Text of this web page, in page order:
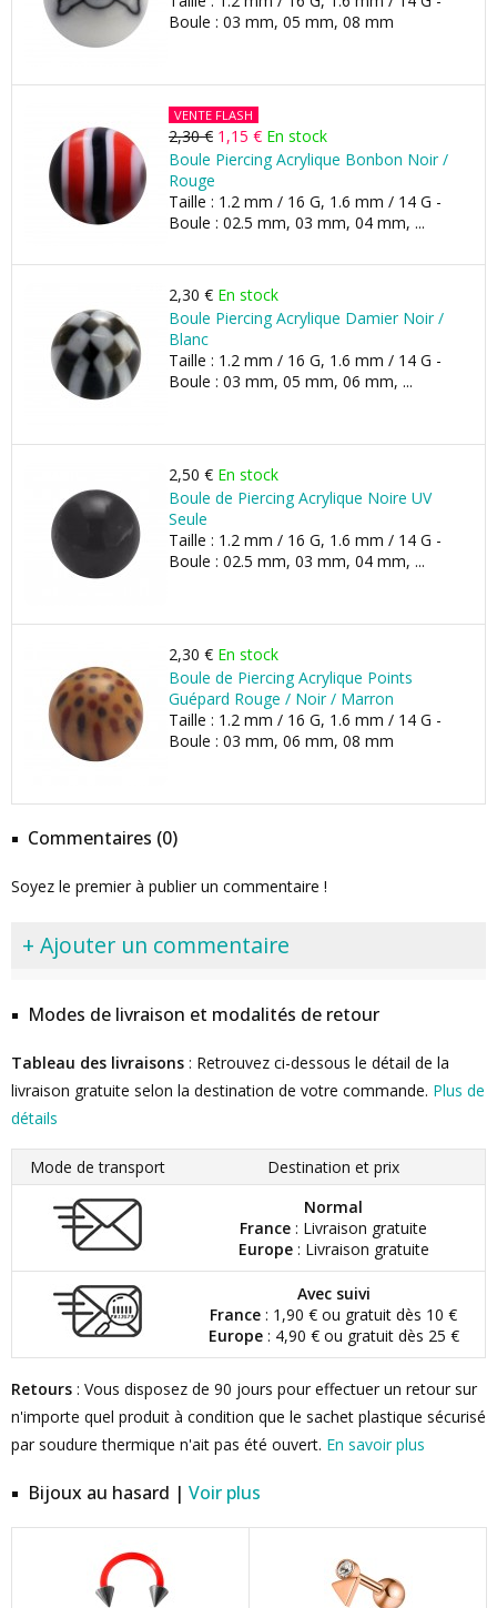
Boule : 03 mm, 05 mm, 08 mm
VENTE FLASH
2,30 € 1,15 € En stock
Boule Piercing Acrylique Bonbon Noir /
Rouge
Taille : 1.2 mm / 16 G, 1.6 mm / 14 G -
Boule : 02.5 mm, 03 mm, 04 mm, ...
2,30 € En stock
Boule Piercing Acrylique Damier Noir /
Blanc
Taille : 1.2 mm / 16 G, 1.6 mm / 14 G -
Boule : 03 mm, 05 mm, 06 mm, ...
2,50 € En stock
Boule de Piercing Acrylique Noire UV
Seule
Taille : 1.2 mm / 16 G, 1.6 mm / 14 G -
Boule : 02.5 mm, 03 mm, 04 mm, ...
2,30 € En stock
Boule de Piercing Acrylique Points
Guépard Rouge / Noir / Marron
Taille : 1.2 mm / 16 G, 1.6 mm / 14 G -
Boule : 03 mm, 06 mm, 08 mm
Commentaires (0)
Soyez le premier à publier un commentaire !
+ Ajouter un commentaire
Modes de livraison et modalités de retour
Tableau des livraisons : Retrouvez ci-dessous le détail de la
livraison gratuite selon la destination de votre commande. Plus de
détails
Mode de transport
Destination et prix
Normal
France : Livraison gratuite
Europe: Livraison gratuite
Avec suivi
France : 1,90 € ou gratuit dès 10 €
Europe: 4,90 € ou gratuit dès 25 €
Retours : Vous disposez de 90 jours pour effectuer un retour sur
n'importe quel produit à condition que le sachet plastique sécurisé
par soudure thermique n'ait pas été ouvert. En savoir plus
Bijoux au hasard | Voir plus